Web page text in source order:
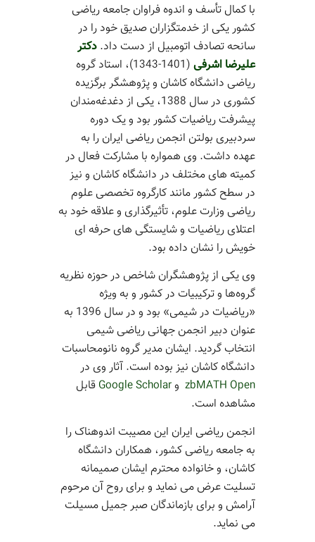
با کمال تأسف و اندوه فراوان جامعه ریاضی
کشور یکی از خدمتگزاران صدیق خود را در
سانحه تصادف اتومبیل از دست داد. دکتر
علیرضا اشرفی
(1401-1343)، استاد گروه
ریاضی دانشگاه کاشان و پژوهشگر برگزیده
کشوری در سال 1388، یکی از دغدغه‌مندان
پیشرفت ریاضیات کشور بود و یک دوره
سردبیری بولتن انجمن ریاضی ایران را به
عهده داشت. وی همواره با مشارکت فعال در
کمیته های مختلف در دانشگاه کاشان و نیز
در سطح کشور مانند کارگروه تخصصی علوم
ریاضی وزارت علوم، تأثیرگذاری و علاقه خود به
اعتلای ریاضیات و شایستگی های حرفه ای
خویش را نشان داده بود.
وی یکی از پژوهشگران شاخص در حوزه نظریه
گروه‌ها و ترکیبیات در کشور و به ویژه
«ریاضیات در شیمی» بود و در سال 1396 به
عنوان دبیر انجمن جهانی ریاضی شیمی
انتخاب گردید. ایشان مدیر گروه نانومحاسبات
دانشگاه کاشان نیز بوده است. آثار وی در
zbMATH Open وGoogle Scholar قابل
مشاهده است.
انجمن ریاضی ایران این مصیبت اندوهناک را
به جامعه ریاضی کشور، همکاران دانشگاه
کاشان، و خانواده محترم ایشان صمیمانه
تسلیت عرض می نماید و برای روح آن مرحوم
آرامش و برای بازماندگان صبر جمیل مسیلت
می نماید.